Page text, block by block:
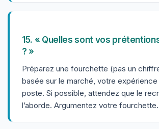
15. « Quelles sont vos
? »
Préparez une fourchette (pas un
basée sur le marché, votre
poste. Si possible, attendez que le
l’aborde. Argumentez votre fourchette.